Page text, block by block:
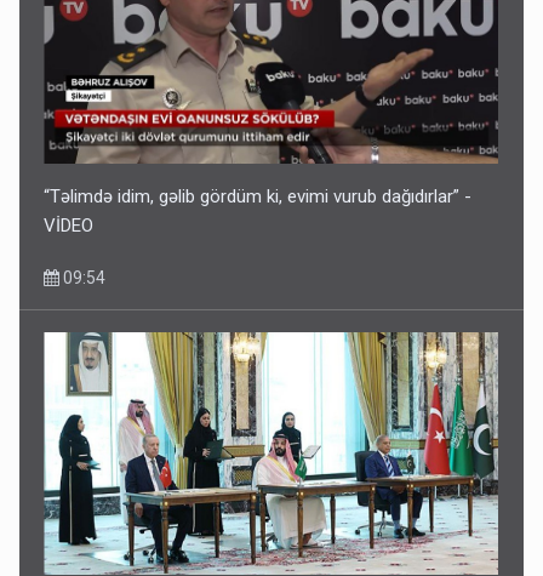
“Təlimdə idim, gəlib gördüm ki, evimi vurub dağıdırlar” -
VİDEO
09:54